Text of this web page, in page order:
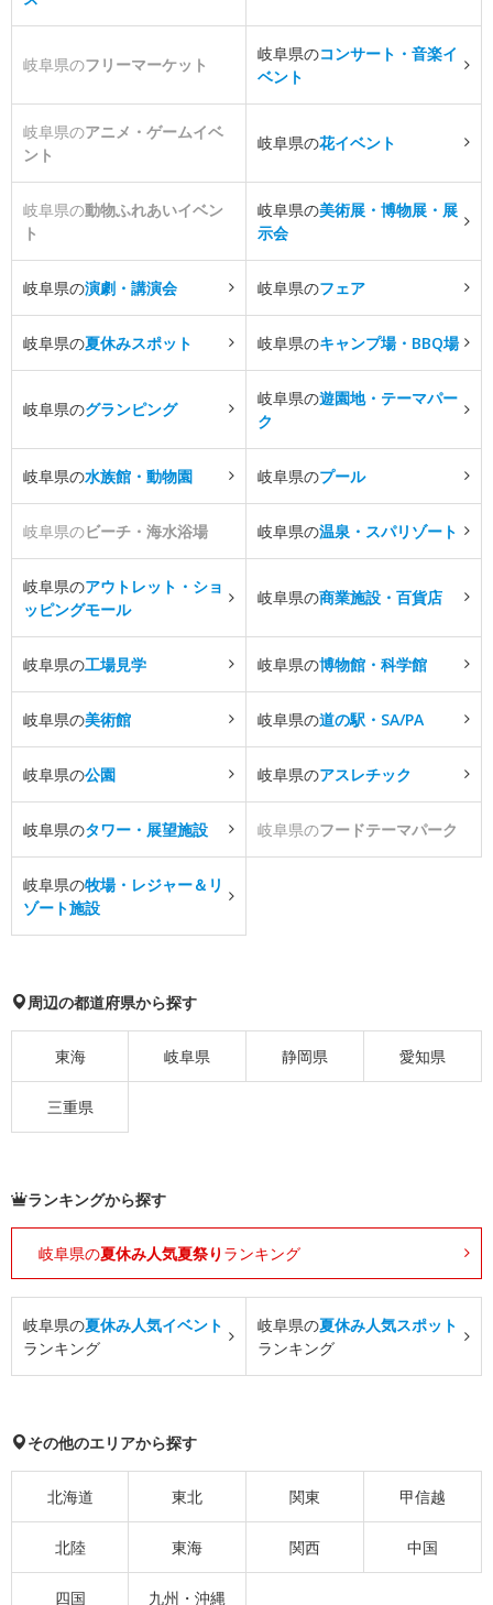
岐阜県のフリーマーケット
岐阜県のコンサート・音楽イ
ベント
岐阜県のアニメ・ゲームイベ
ント
岐阜県の花イベント
岐阜県の動物ふれあいイベン
ト
岐阜県の美術展・博物展・展
示会
岐阜県の演劇・講演会 岐阜県のフェア
岐阜県の夏休みスポット 岐阜県のキャンプ場・BBQ場
岐阜県のグランピング
岐阜県の遊園地・テーマパー
ク
岐阜県の水族館・動物園 岐阜県のプール
岐阜県のビーチ・海水浴場 岐阜県の温泉・スパリゾート
岐阜県のアウトレット・ショ
ッピングモール
岐阜県の商業施設・百貨店
岐阜県の工場見学 岐阜県の博物館・科学館
岐阜県の美術館 岐阜県の道の駅・SA/PA
岐阜県の公園 岐阜県のアスレチック
岐阜県のタワー・展望施設 岐阜県のフードテーマパーク
岐阜県の牧場・レジャー＆リ
ゾート施設
周辺の都道府県から探す
東海 岐阜県 静岡県 愛知県
三重県
ランキングから探す
岐阜県の夏休み人気夏祭り ランキング
岐阜県の夏休み人気イベント
ランキング
岐阜県の夏休み人気スポット
ランキング
その他のエリアから探す
北海道 東北 関東 甲信越
北陸 東海 関西 中国
四国 九州・沖縄